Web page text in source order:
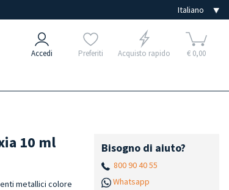
Accedi Preferiti Acquisto rapido € 0,00
10 ml
metallici colore
Bisogno di aiuto?
800 90 40 55
Whatsapp